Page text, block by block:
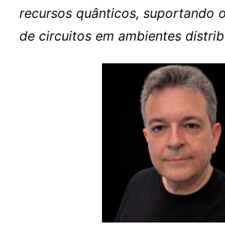
recursos quânticos, suportando
de circuitos em ambientes